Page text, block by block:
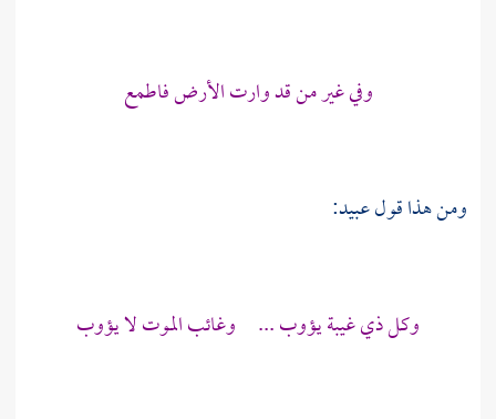
وفي غير من قد وارت الأرض فاطمع
ومن هذا قولعبيد:
وكل ذي غيبة يؤوب ... وغائب الموت لا يؤوب